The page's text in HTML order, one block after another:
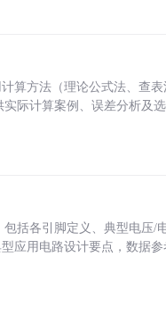
算方法（理论公式法、查
际计算案例、误差分析及
括各引脚定义、典型电压
应用电路设计要点，数据